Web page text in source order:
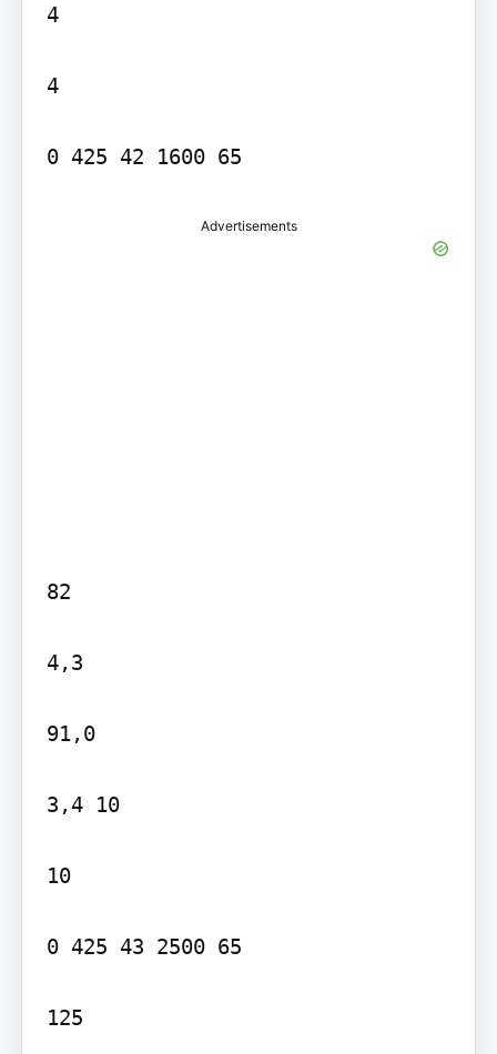
4
4
0 425 42 1600 65
Advertisements
82
4,3
91,0
3,4 10
10
0 425 43 2500 65
125